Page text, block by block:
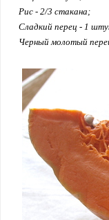
Рис - 2/3 стакана;
Сладкий перец - 1
Черный молотый